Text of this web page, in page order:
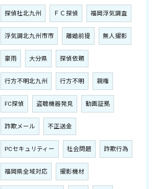
探偵社北九州 ＦＣ探偵 福岡浮気調査
浮気調北九州市市 離婚前提 無人撮影
豪雨 大分県 探偵依頼
行方不明北九州 行方不明 親権
FC探偵 盗聴機器発見 動画証拠
詐欺メール 不正送金
PCセキュリティー 社会問題 詐欺行為
福岡県全域対応 撮影機材